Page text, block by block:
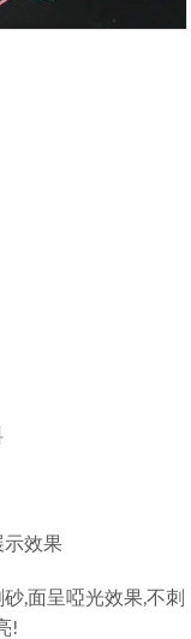
示效果
,面呈啞光效果,不刺
!